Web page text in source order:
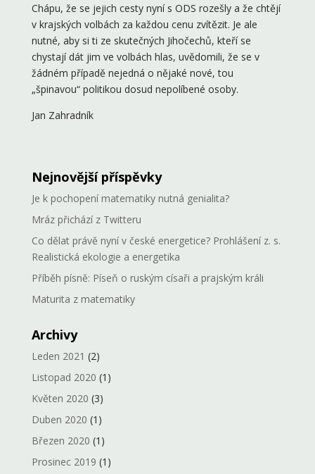
Chápu, že se jejich cesty nyní s ODS rozešly a že chtějí
v krajských volbách za každou cenu zvítězit. Je ale
nutné, aby si ti ze skutečných Jihočechů, kteří se
chystají dát jim ve volbách hlas, uvědomili, že se v
žádném případě nejedná o nějaké nové, tou
„špinavou“ politikou dosud nepolíbené osoby.
Jan Zahradník
Nejnovější příspěvky
Je k pochopení matematiky nutná genialita?
Mráz přichází z Twitteru
Co dělat právě nyní v české energetice? Prohlášení z. s.
Realistická ekologie a energetika
Příběh písně: Píseň o ruským císaři a prajským králi
Maturita z matematiky
Archivy
Leden 2021 (2)
Listopad 2020 (1)
Květen 2020 (3)
Duben 2020 (1)
Březen 2020 (1)
Prosinec 2019 (1)